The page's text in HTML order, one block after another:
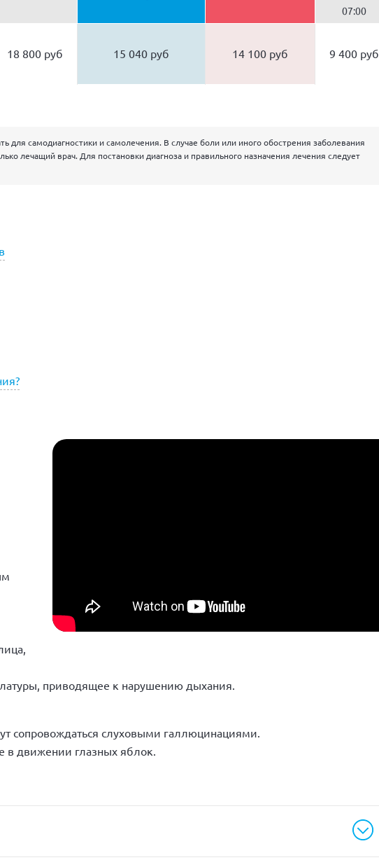
07:00
18 800 руб 15 040 руб 14 100 руб 9 400 руб
для самодиагностики и самолечения. В случае боли или иного обострения заболевания
лечащий врач. Для постановки диагноза и правильного назначения лечения следует
приводящее к нарушению дыхания.
сопровождаться слуховыми галлюцинациями.
в движении глазных яблок.